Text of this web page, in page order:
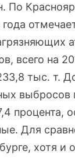
По
всего на
тыс. т.
выбросов
процента,
Для
хотя и